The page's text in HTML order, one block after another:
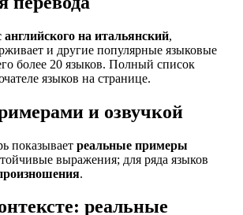
английского на итальянский,
и другие популярные языковые
более 20 языков. Полный список
языков на странице.
и озвучкой
показывает реальные примеры
выражения; для ряда языков
.
реальные